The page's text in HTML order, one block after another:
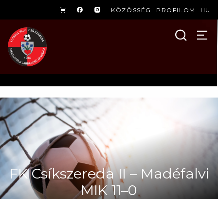
KÖZÖSSÉG PROFILOM HU
FK Csíkszereda II – Madéfalvi
MIK 11–0